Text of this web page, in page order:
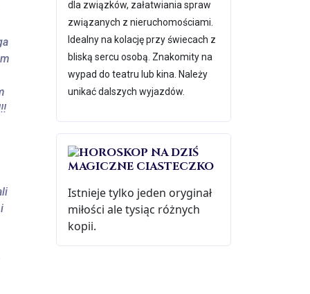
dla związków, załatwiania spraw
związanych z nieruchomościami.
Idealny na kolację przy świecach z
bliską sercu osobą. Znakomity na
wypad do teatru lub kina. Należy
unikać dalszych wyjazdów.
MAGICZNE CIASTECZKO
Istnieje tylko jeden oryginał
miłości ale tysiąc różnych
kopii.